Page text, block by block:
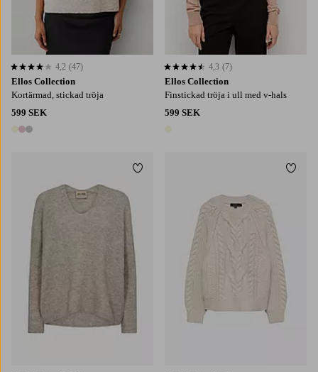
Ellos Collection
Kortärmad, stickad tröja
599 SEK
3 färger
4,2 baserat på 47 st betyg
4,2 (47)
Ellos Collection
Finstickad tröja i ull med v-hals
599 SEK
1 färg
4,3 baserat på 7 st betyg
4,3 (7)
Lägg till i favoriter
XL